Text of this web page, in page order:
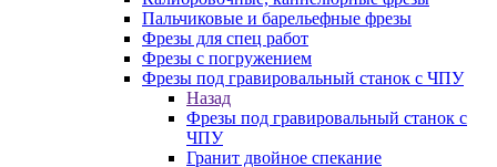
Пальчиковые и барельефные фрезы
Фрезы для спец работ
Фрезы с погружением
Фрезы под гравировальный станок с ЧПУ
Назад
Фрезы под гравировальный станок с
ЧПУ
Гранит двойное спекание